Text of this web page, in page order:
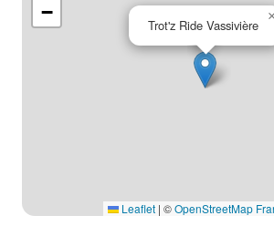
Trot'z Ride Vassivière
×
−
Leaflet | ©OpenStreetMap